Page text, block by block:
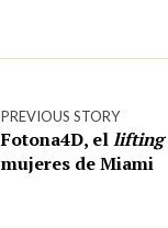
PREVIOUS STORY
Fotona4D, ellifting
mujeres de Miami